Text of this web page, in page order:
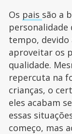
Os pais são a
personalidade
tempo,
aproveitar os
qualidade.
repercuta na
crianças, o
eles acabam
essas
começo, mas